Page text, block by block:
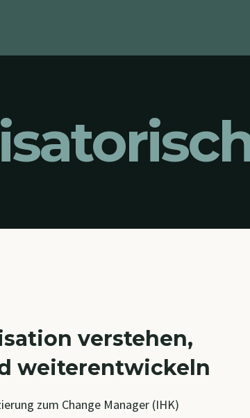
verstehen,
weiterentwickeln
zum Change Manager (IHK)